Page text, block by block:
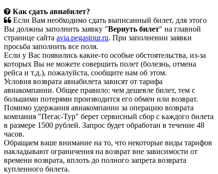
Как сдать авиабилет?
Если Вам необходимо сдать выписанный билет, для этого
Вы должны заполнить заявку "Вернуть билет" на главной
странице сайта avia.pegastour.ru. При заполнении заявки
просьба заполнить все поля.
Если у Вас появились какие-то особые обстоятельства, из-за
которых Вы не можете совершить полет (болезнь, отмена
рейса и т.д.), пожалуйста, сообщите нам об этом.
Условия возврата авиабилета зависят от тарифа
авиакомпании. Общее правило: чем дешевле билет, тем с
большими потерями производится его обмен или возврат.
Помимо удержания авиакомпании за операцию возврата
компания "Пегас-Тур" берет сервисный сбор с каждого билета
в размере 1500 рублей. Запрос будет обработан в течение 48
часов.
Обращаем ваше внимание на то, что некоторые виды тарифов
накладывают ограничения на возврат вне зависимости от
времени возврата, вплоть до полного запрета возврата
купленного билета.